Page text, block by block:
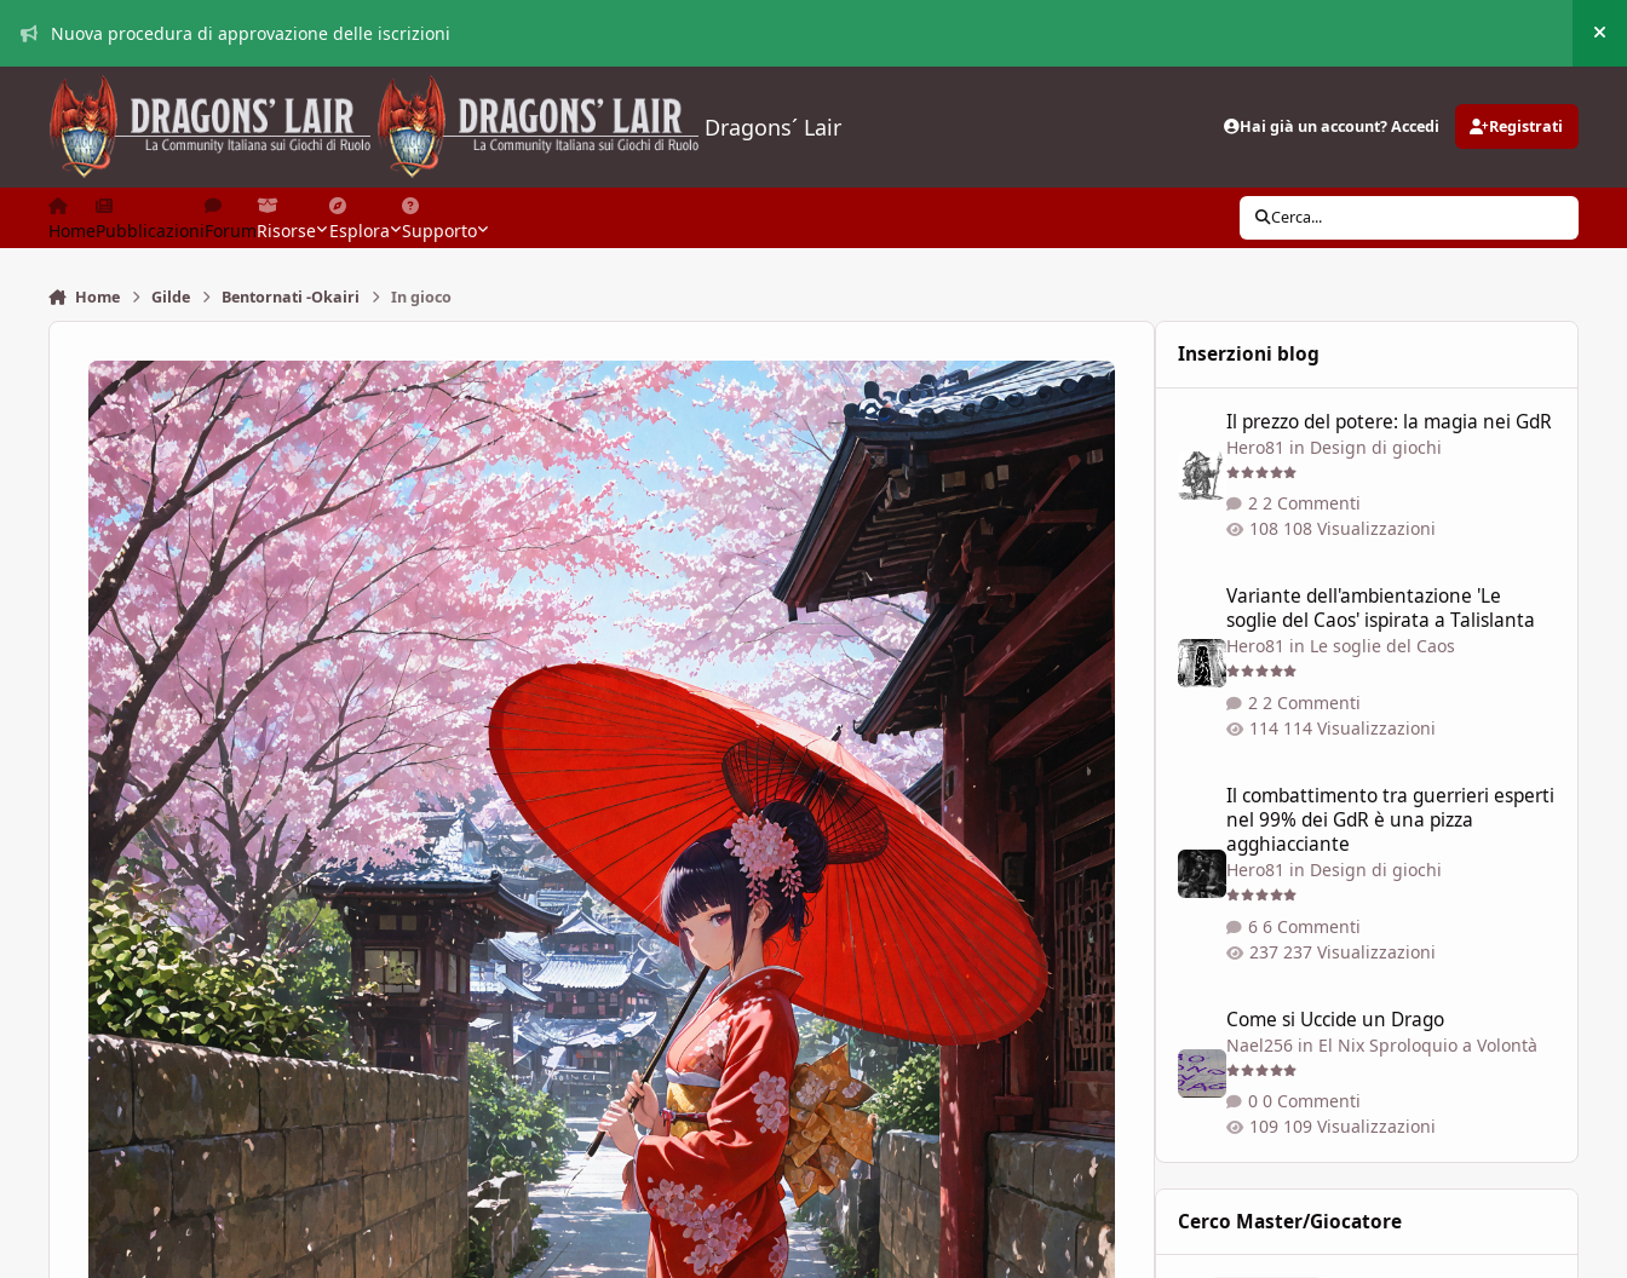
Nuova procedura di approvazione delle iscrizioni
Dragons´ Lair Hai già un account? Accedi Registrati
HomePubblicazioniForumRisorse Esplora Supporto
Cerca...
Home Gilde Bentornati -Okairi In gioco
Inserzioni blog
Il prezzo del potere: la magia nei GdR
Hero81 in Design di giochi
2 Commenti
108 Visualizzazioni
Variante dell'ambientazione 'Le
soglie del Caos' ispirata a Talislanta
Hero81 in Le soglie del Caos
2 Commenti
114 Visualizzazioni
Il combattimento tra guerrieri esperti
nel 99% dei GdR è una pizza
agghiacciante
Hero81 in Design di giochi
6 Commenti
237 Visualizzazioni
Come si Uccide un Drago
Nael256in El Nix Sproloquio a Volontà
0 Commenti
109 Visualizzazioni
Cerco Master/Giocatore